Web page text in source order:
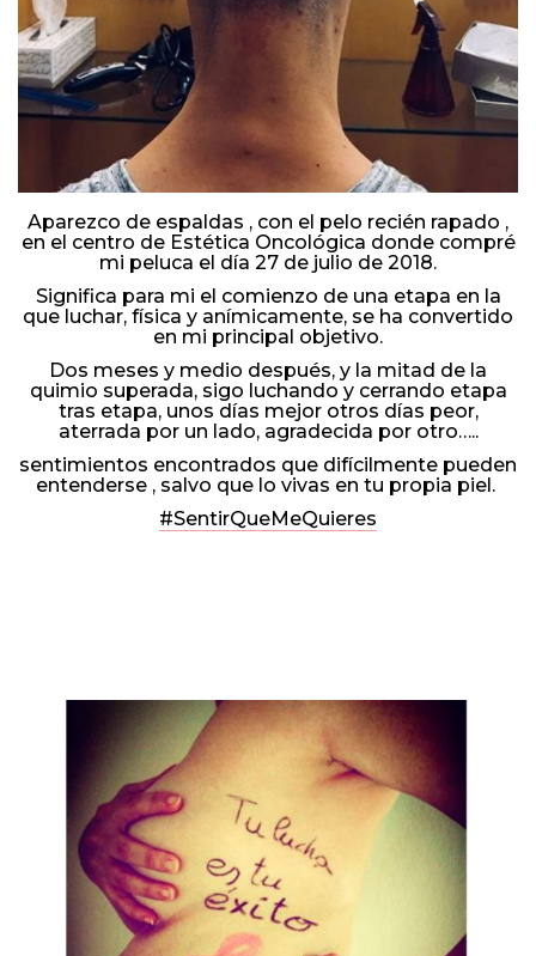
Aparezco de espaldas , con el pelo recién rapado ,
en el centro de Estética Oncológica donde compré
mi peluca el día 27 de julio de 2018.
Significa para mi el comienzo de una etapa en la
que luchar, física y anímicamente, se ha convertido
en mi principal objetivo.
Dos meses y medio después, y la mitad de la
quimio superada, sigo luchando y cerrando etapa
tras etapa, unos días mejor otros días peor,
aterrada por un lado, agradecida por otro…..
sentimientos encontrados que difícilmente pueden
entenderse , salvo que lo vivas en tu propia piel.
#SentirQueMeQuieres